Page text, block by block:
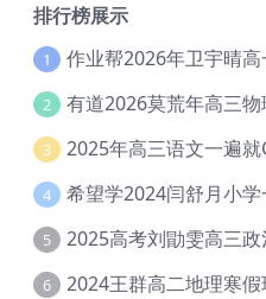
排行榜展示
1
2
3
4
5
6 2024王群高二地理寒假